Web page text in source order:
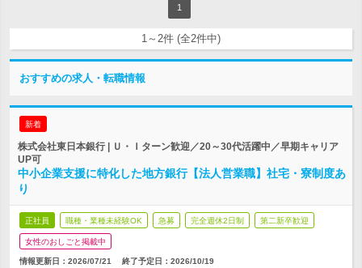
1
1～2件 (全2件中)
おすすめの求人・転職情報
新着
株式会社東日本銀行 | Ｕ・Ｉターン歓迎／20～30代活躍中／早期キャリア
UP可
中小企業支援に特化した地方銀行【法人営業職】社宅・寮制度あ
り
正社員 職種・業種未経験OK 急募 完全週休2日制 第二新卒歓迎
女性のおしごと掲載中
情報更新日：2026/07/21 終了予定日： 2026/10/19